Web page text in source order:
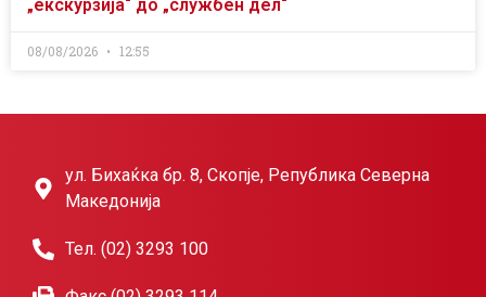
„екскурзија“ до „службен дел“
08/08/2026 12:55
ул. Бихаќка бр. 8, Скопје, Република Северна
Македонија
Тел. (02) 3293 100